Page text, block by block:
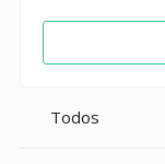
Todos